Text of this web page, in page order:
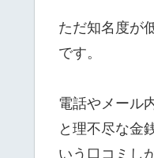
ただ知名度が
です。
電話やメール
と理不尽な金
いう口コミし